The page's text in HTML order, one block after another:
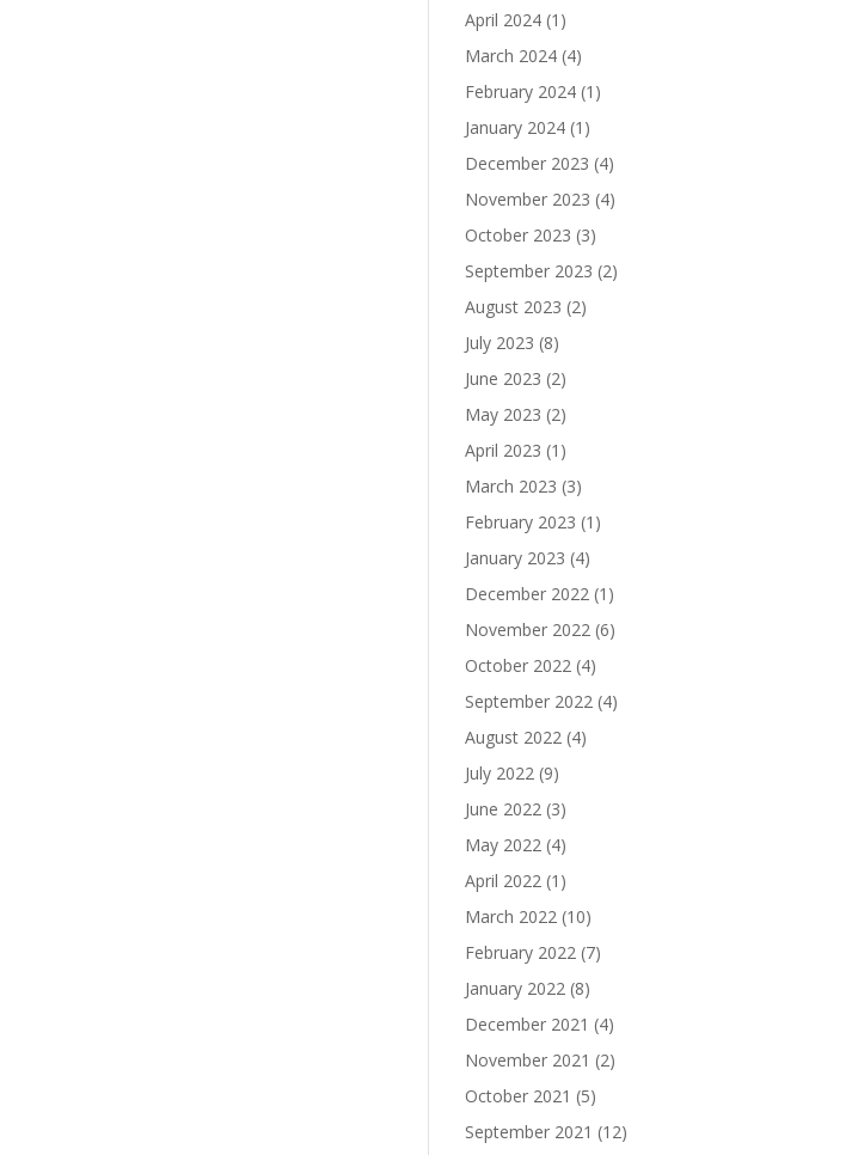
April 2024 (1)
March 2024 (4)
February 2024 (1)
January 2024 (1)
December 2023 (4)
November 2023 (4)
October 2023 (3)
September 2023 (2)
August 2023 (2)
July 2023 (8)
June 2023 (2)
May 2023 (2)
April 2023 (1)
March 2023 (3)
February 2023 (1)
January 2023 (4)
December 2022 (1)
November 2022 (6)
October 2022 (4)
September 2022 (4)
August 2022 (4)
July 2022 (9)
June 2022 (3)
May 2022 (4)
April 2022 (1)
March 2022 (10)
February 2022 (7)
January 2022 (8)
December 2021 (4)
November 2021 (2)
October 2021 (5)
September 2021 (12)